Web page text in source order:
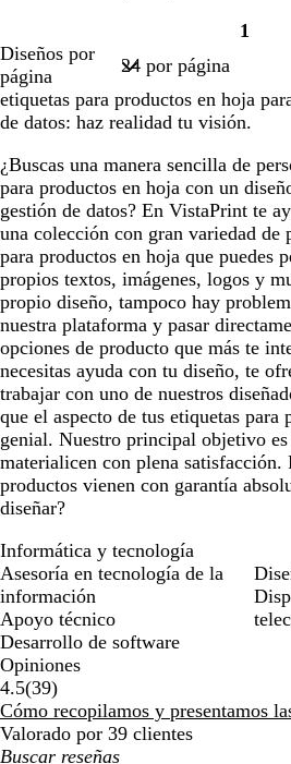
Página
1
Diseños por
página
etiquetas para productos en hoja
de datos: haz realidad tu visión.
¿Buscas una manera sencilla de
para productos en hoja con un
gestión de datos? En VistaPrint te
una colección con gran variedad de
para productos en hoja que puedes
propios textos, imágenes, logos y
propio diseño, tampoco hay
nuestra plataforma y pasar
opciones de producto que más te
necesitas ayuda con tu diseño, te
trabajar con uno de nuestros
que el aspecto de tus etiquetas para
genial. Nuestro principal objetivo es
materialicen con plena satisfacción.
productos vienen con garantía
diseñar?
Informática y tecnología
Asesoría en tecnología de la
información
Apoyo técnico
Desarrollo de software
Opiniones
4.5(3939
reseñas
)
Cómo recopilamos y presentamos
Valorado por 39 clientes
Mis